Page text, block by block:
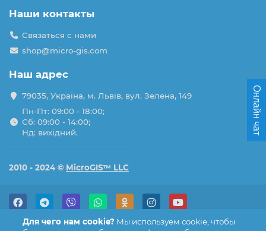
Наши контакты
Связаться с нами
shop@micro-gis.com
Наш адрес
79035, Україна, м. Львів, вул. Зелена, 149
Пн-Пт: 09:00 - 18:00;
Сб: 09:00 - 14:00;
Нд: вихідний.
2010 - 2024 © MicroGIS™ LLC
Для чего нам cookie? Мы используем cookie, чтобы
Онлайн чат